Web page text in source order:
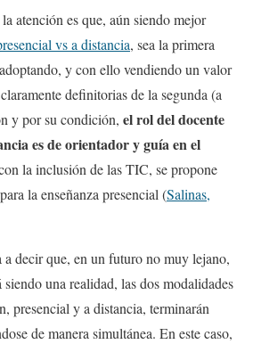
atención es que, aún siendo mejor
vs a distancia, sea la primera
y con ello vendiendo un valor
definitorias de la segunda (a
y por su condición, el rol del docente
es de orientador y guía en el
la inclusión de las TIC, se propone
la enseñanza presencial (Salinas,
a decir que, en un futuro no muy lejano,
una realidad, las dos modalidades
presencial y a distancia, terminarán
de manera simultánea. En este caso,